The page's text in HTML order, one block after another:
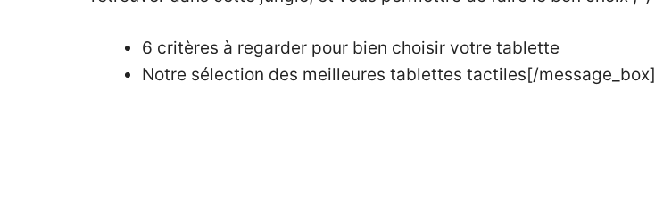
6 critères à regarder pour bien choisir votre tablette
Notre sélection des meilleures tablettes tactiles[/message_box]